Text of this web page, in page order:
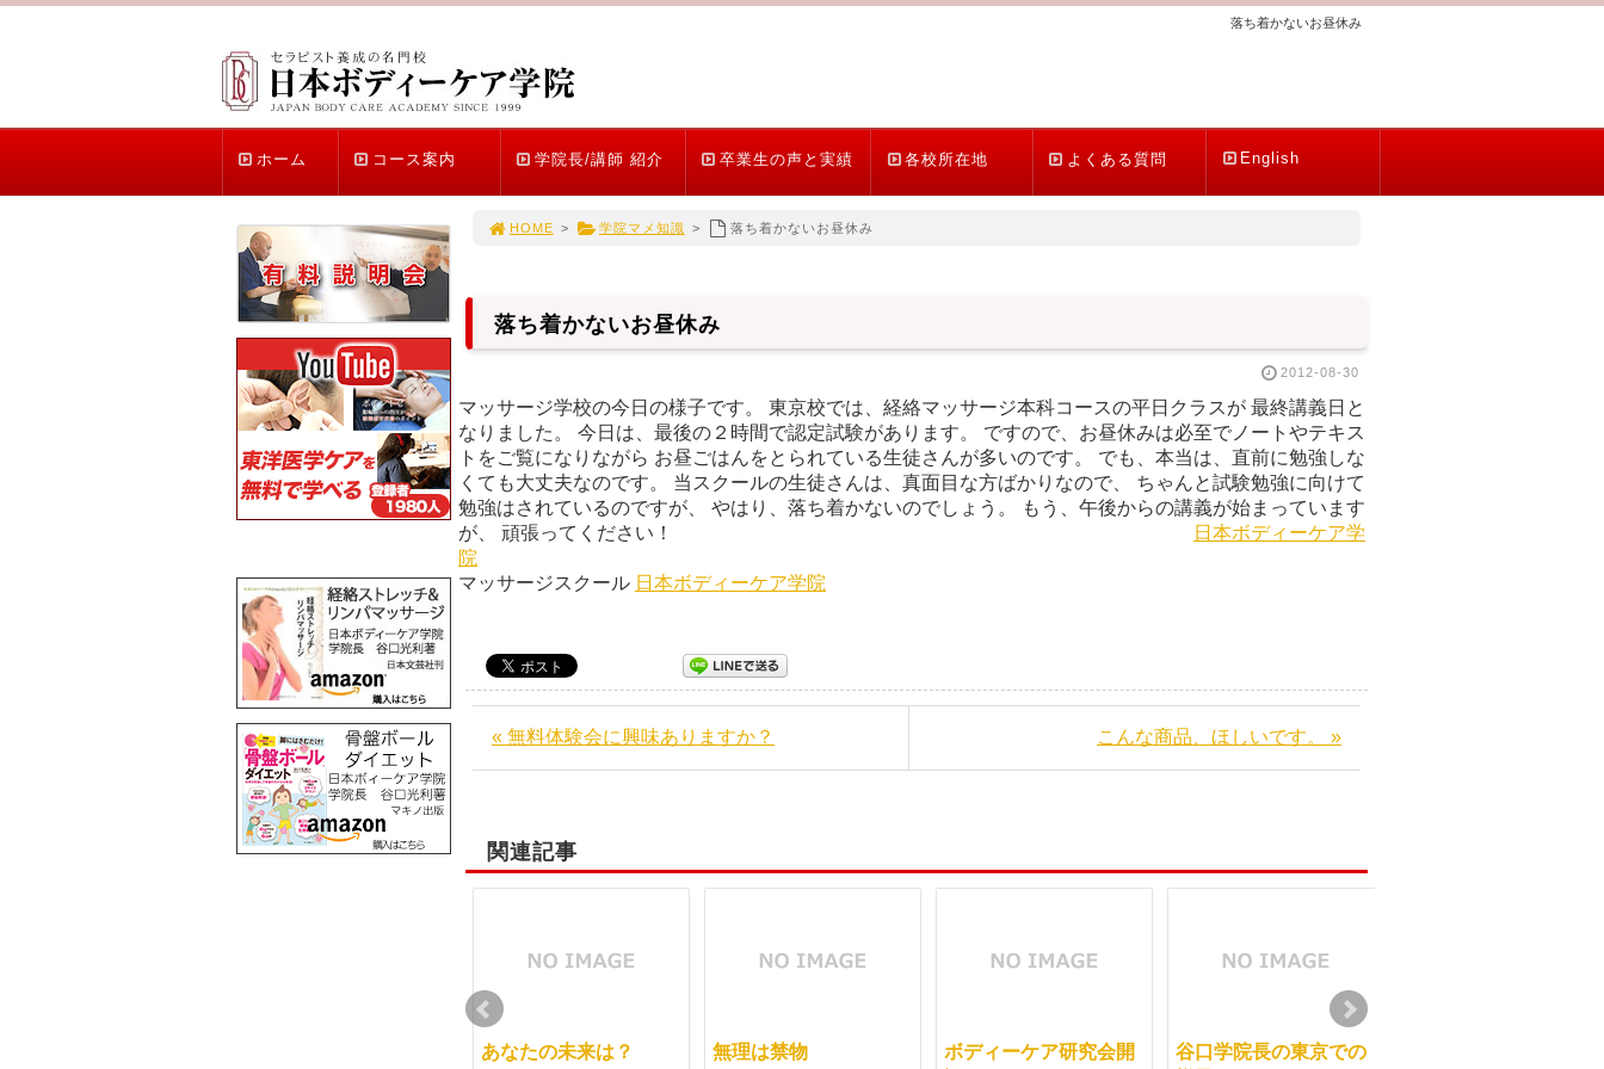
落ち着かないお昼休み
ホーム コース案内 学院長/講師 紹介 卒業生の声と実績 各校所在地 よくある質問 English
HOME > 学院マメ知識 > 落ち着かないお昼休み
落ち着かないお昼休み
2012-08-30
マッサージ学校の今日の様子です。 東京校では、経絡マッサージ本科コースの平日クラスが 最終講義日と
なりました。 今日は、最後の２時間で認定試験があります。 ですので、お昼休みは必至でノートやテキス
トをご覧になりながら お昼ごはんをとられている生徒さんが多いのです。 でも、本当は、直前に勉強しな
くても大丈夫なのです。 当スクールの生徒さんは、真面目な方ばかりなので、 ちゃんと試験勉強に向けて
勉強はされているのですが、 やはり、落ち着かないのでしょう。 もう、午後からの講義が始まっています
が、 頑張ってください！
日本ボディーケア学
院
マッサージスクール 日本ボディーケア学院
« 無料体験会に興味ありますか？ こんな商品、ほしいです。 »
関連記事
あなたの未来は？ 無理は禁物
ボディーケア研究会開
谷口学院長の東京での